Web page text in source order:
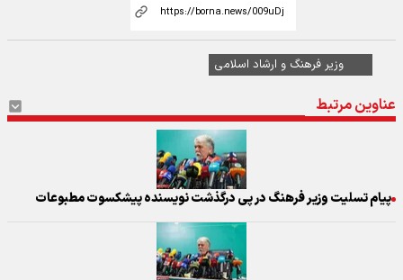
وزیر فرهنگ و ارشاد اسلامی
عناوین مرتبط
پیام تسلیت وزیر فرهنگ در پی درگذشت نویسنده پیشکسوت مطبوعات